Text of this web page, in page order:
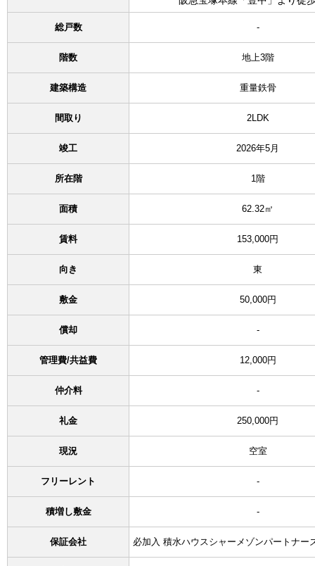
総戸数 -
階数 地上3階
建築構造 重量鉄骨
間取り 2LDK
竣工 2026年5月
所在階 1階
面積 62.32㎡
賃料 153,000円
向き 東
敷金 50,000円
償却 -
管理費/共益費 12,000円
仲介料 -
礼金 250,000円
現況 空室
フリーレント -
積増し敷金 -
保証会社 必加入 積水ハウスシャーメゾンパートナー